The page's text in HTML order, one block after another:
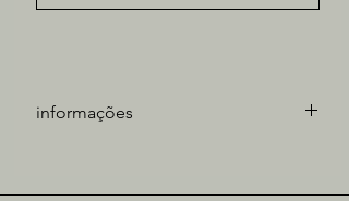
informações